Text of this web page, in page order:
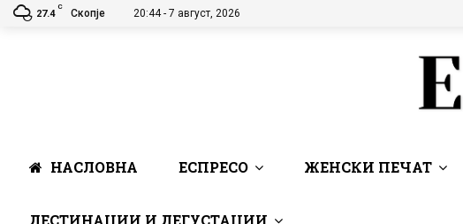
27.4
C
Скопје 20:44 - 7 август, 2026
НАСЛОВНА ЕСПРЕСО ЖЕНСКИ ПЕЧАТ
ДЕСТИНАЦИИ И ДЕГУСТАЦИИ